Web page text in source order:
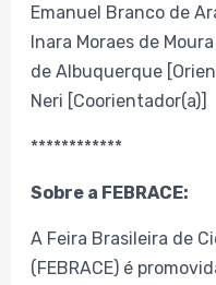
Emanuel Branco de
Inara Moraes de
de Albuquerque
Neri [Coorientador(a)]
************
Sobre a FEBRACE:
A Feira Brasileira de
(FEBRACE) é